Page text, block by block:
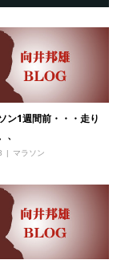
ン1週間前・・・走り
、
マラソン